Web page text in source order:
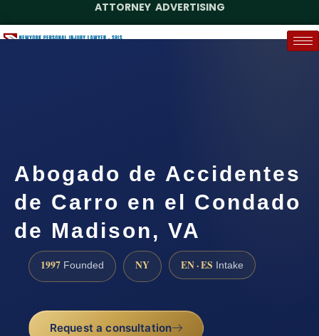
ATTORNEY ADVERTISING
Abogado de Accidentes
de Carro en el Condado
de Madison, VA
1997 Founded NY EN · ES Intake
Request a consultation